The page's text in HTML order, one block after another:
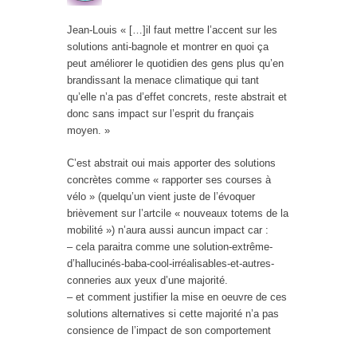
Jean-Louis « […]il faut mettre l’accent sur les
solutions anti-bagnole et montrer en quoi ça
peut améliorer le quotidien des gens plus qu’en
brandissant la menace climatique qui tant
qu’elle n’a pas d’effet concrets, reste abstrait et
donc sans impact sur l’esprit du français
moyen. »
C’est abstrait oui mais apporter des solutions
concrètes comme « rapporter ses courses à
vélo » (quelqu’un vient juste de l’évoquer
brièvement sur l’artcile « nouveaux totems de la
mobilité ») n’aura aussi auncun impact car :
– cela paraitra comme une solution-extrême-
d’hallucinés-baba-cool-irréalisables-et-autres-
conneries aux yeux d’une majorité.
– et comment justifier la mise en oeuvre de ces
solutions alternatives si cette majorité n’a pas
consience de l’impact de son comportement